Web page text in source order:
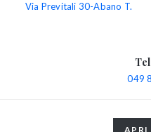
Via Previtali 30-Abano T.
049
APRI